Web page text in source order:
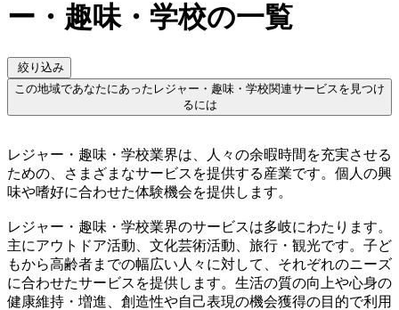
ー・趣味・学校の一覧
絞り込み
この地域であなたにあったレジャー・趣味・学校関連サービスを見つけ
るには
レジャー・趣味・学校業界は、人々の余暇時間を充実させる
ための、さまざまなサービスを提供する産業です。個人の興
味や嗜好に合わせた体験機会を提供します。
レジャー・趣味・学校業界のサービスは多岐にわたります。
主にアウトドア活動、文化芸術活動、旅行・観光です。子ど
もから高齢者までの幅広い人々に対して、それぞれのニーズ
に合わせたサービスを提供します。生活の質の向上や心身の
健康維持・増進、創造性や自己表現の機会獲得の目的で利用